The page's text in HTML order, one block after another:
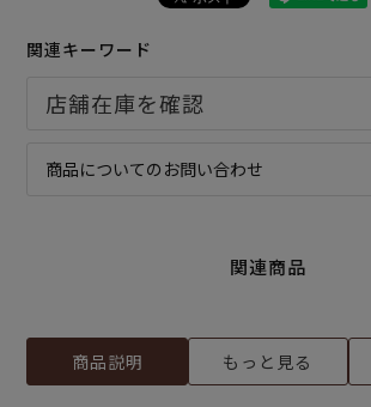
関連キーワード
商品についてのお問い合わせ
関連商品
商品説明 もっと見る